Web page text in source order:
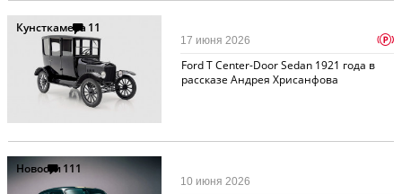
Кунсткамера 11
Ford T Center-Door Sedan 1921 года в
рассказе Андрея Хрисанфова
17 июня 2026 p
Новости111
10 июня 2026